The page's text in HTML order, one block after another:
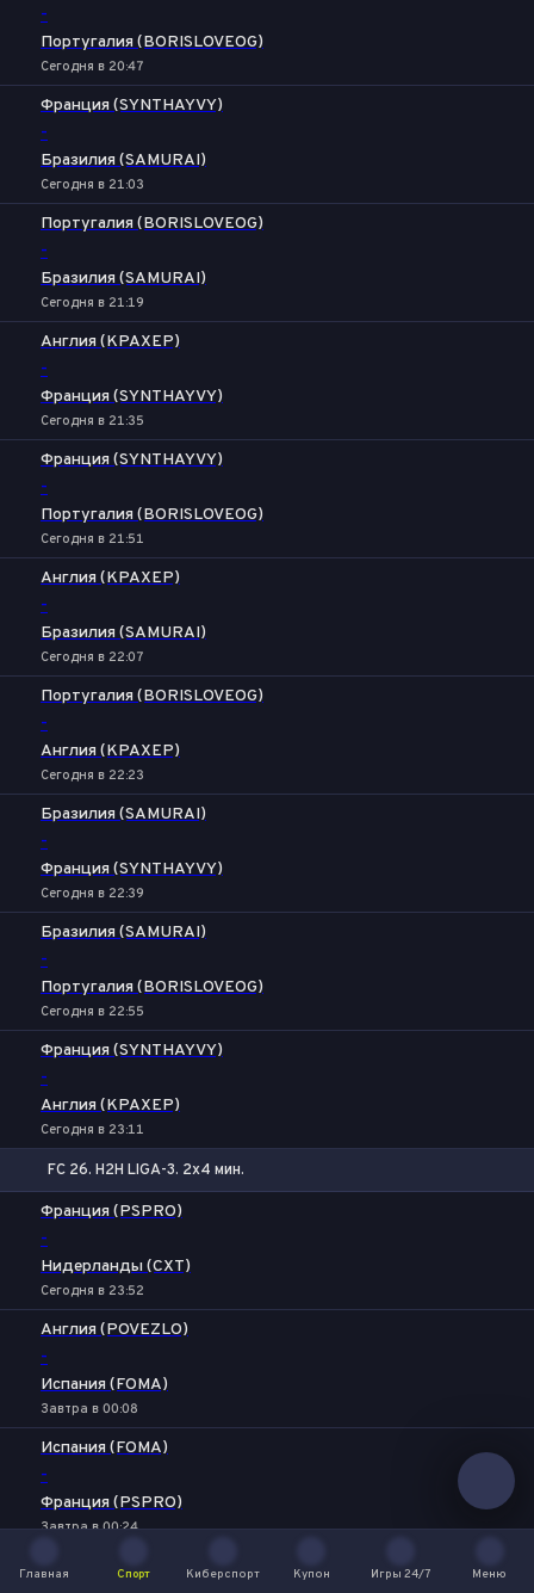
-
Португалия (BORISLOVEOG)
Сегодня в 20:47
Франция (SYNTHAYVY)
-
Бразилия (SAMURAI)
Сегодня в 21:03
Португалия (BORISLOVEOG)
-
Бразилия (SAMURAI)
Сегодня в 21:19
Англия (KPAXEP)
-
Франция (SYNTHAYVY)
Сегодня в 21:35
Франция (SYNTHAYVY)
-
Португалия (BORISLOVEOG)
Сегодня в 21:51
Англия (KPAXEP)
-
Бразилия (SAMURAI)
Сегодня в 22:07
Португалия (BORISLOVEOG)
-
Англия (KPAXEP)
Сегодня в 22:23
Бразилия (SAMURAI)
-
Франция (SYNTHAYVY)
Сегодня в 22:39
Бразилия (SAMURAI)
-
Португалия (BORISLOVEOG)
Сегодня в 22:55
Франция (SYNTHAYVY)
-
Англия (KPAXEP)
Сегодня в 23:11
FC 26. H2H LIGA-3. 2x4 мин.
Франция (PSPRO)
-
Нидерланды (CXT)
Сегодня в 23:52
Англия (POVEZLO)
-
Испания (FOMA)
Завтра в 00:08
Испания (FOMA)
-
Франция (PSPRO)
Завтра в 00:24
Нидерланды (CXT)
Главная
Спорт
Киберспорт
Купон
Игры 24/7
Меню